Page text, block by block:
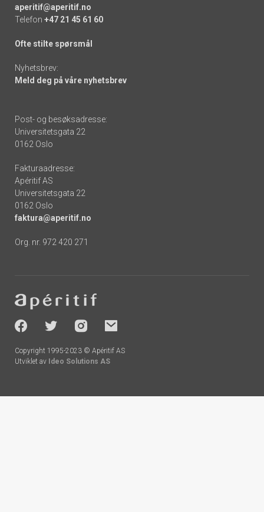
aperitif@aperitif.no
Telefon +47 21 45 61 60
Ofte stilte spørsmål
Nyhetsbrev:
Meld deg på våre nyhetsbrev
Post- og besøksadresse:
Universitetsgata 22
0162 Oslo
Fakturaadresse:
Apéritif AS
Universitetsgata 22
0162 Oslo
faktura@aperitif.no
Org. nr. 972 420 271
-
socials
Copyright 1995-2023 © Apéritif AS
Utviklet av Ideo Solutions AS